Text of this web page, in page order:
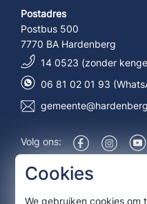
Postadres
Postbus 500
7770 BA Hardenberg
14 0523 (zonder
06 81 02 01 93
Volg ons:
Cookies
We gebruiken cookies